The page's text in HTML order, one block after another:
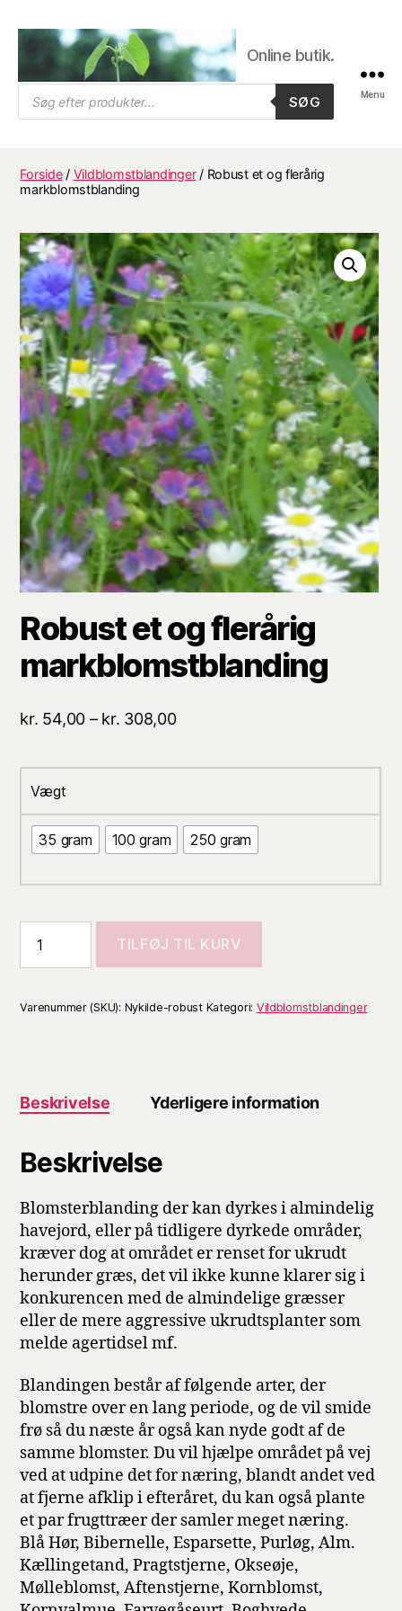
Trifolium
Frø,
Online butik.
Products
search
SØG Menu
Forside/ Vildblomstblandinger/ Robust et og flerårig
markblomstblanding
Robust et og flerårig
markblomstblanding
kr. 54,00 – kr. 308,00Prisinterval:
til
Vægt
35 gram 100 gram 250 gram
TILFØJ TIL KURV
Varenummer (SKU): Nykilde-robust Kategori: Vildblomstblandinger
Beskrivelse Yderligere information
Beskrivelse
Blomsterblanding der kan dyrkes i almindelig
havejord, eller på tidligere dyrkede områder,
kræver dog at området er renset for ukrudt
herunder græs, det vil ikke kunne klarer sig i
konkurencen med de almindelige græsser
eller de mere aggressive ukrudtsplanter som
melde agertidsel mf.
Blandingen består af følgende arter, der
blomstre over en lang periode, og de vil smide
frø så du næste år også kan nyde godt af de
samme blomster. Du vil hjælpe området på vej
ved at udpine det for næring, blandt andet ved
at fjerne afklip i efteråret, du kan også plante
et par frugttræer der samler meget næring.
Blå Hør, Bibernelle, Esparsette, Purløg, Alm.
Kællingetand, Pragtstjerne, Okseøje,
Mølleblomst, Aftenstjerne, Kornblomst,